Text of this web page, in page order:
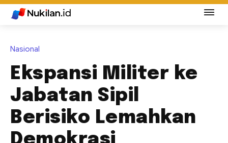
Nasional
Ekspansi Militer ke
Jabatan Sipil
Berisiko Lemahkan